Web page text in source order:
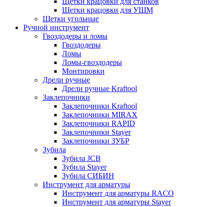
Щетки крацовки для УШМ
Щетки угольные
Ручной инструмент
Гвоздодеры и ломы
Гвоздодеры
Ломы
Ломы-гвоздодеры
Монтировки
Дрели ручные
Дрели ручные Kraftool
Заклепочники
Заклепочники Kraftool
Заклепочники MIRAX
Заклепочники RAPID
Заклепочники Stayer
Заклепочники ЗУБР
Зубила
Зубила JCB
Зубила Stayer
Зубила СИБИН
Инструмент для арматуры
Инструмент для арматуры RACO
Инструмент для арматуры Stayer